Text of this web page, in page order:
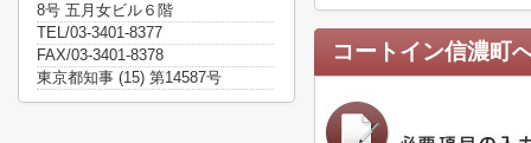
コートイン信濃町
8号 五月女ビル６階
TEL/03-3401-8377
FAX/03-3401-8378
東京都知事 (15) 第14587号